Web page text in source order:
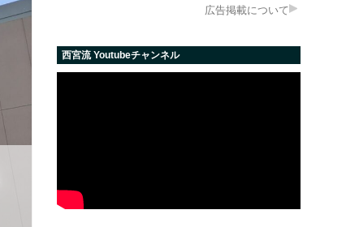
広告掲載について
西宮流 Youtubeチャンネル